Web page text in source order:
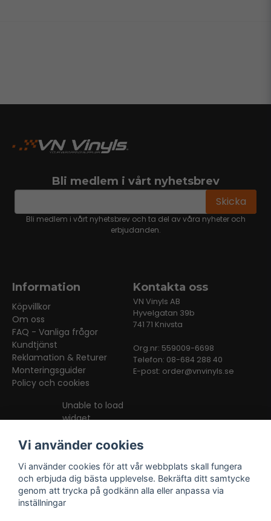
Bli medlem i vårt nyhetsbrev
email Skicka
Bli medlem i vårt nyhetsbrev och ta del av våra nyheter och
erbjudanden.
Information
Köpvillkor
Om oss
FAQ - Vanliga frågor
Kundtjänst
Reklamation & Returer
Monteringsguider
Policy och cookies
Kontakta oss
VN Vinyls AB
Hyvelgatan 39b
741 71 Knivsta
Org.nr: 559009-6698
Telefon: 08-684 288 40
E-post: order@vnvinyls.se
Unable to load
widget
Vi använder cookies
Vi använder cookies för att vår webbplats skall fungera
och erbjuda dig bästa upplevelse. Bekräfta ditt samtycke
genom att trycka på godkänn alla eller anpassa via
inställningar